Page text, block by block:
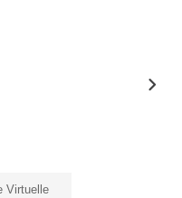
Virtuelle